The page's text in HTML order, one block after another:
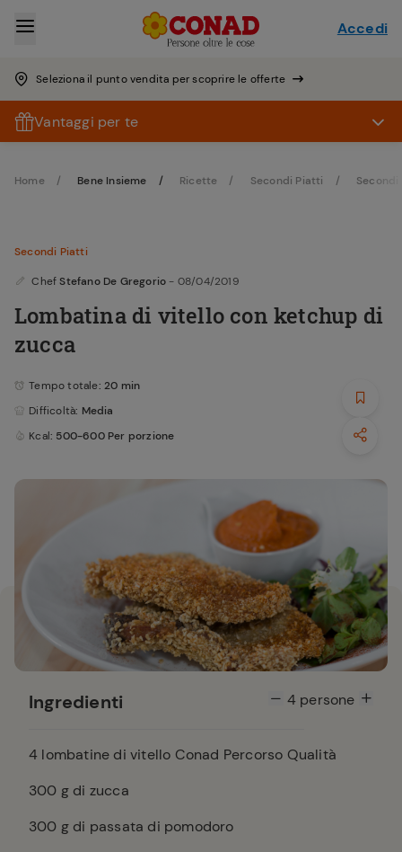
Seleziona il punto vendita per scoprire le offerte
Accedi
Vantaggi per te
Home Bene Insieme Ricette Secondi Piatti
Secondi Piatti
Chef Stefano De Gregorio - 08/04/2019
Lombatina di vitello con ketchup di
zucca
Tempo totale: 20 min
Difficoltà: Media
Kcal: 500-600 Per porzione
Ingredienti 4persone
4 lombatine di vitello Conad Percorso Qualità
300 g di zucca
300 g di passata di pomodoro